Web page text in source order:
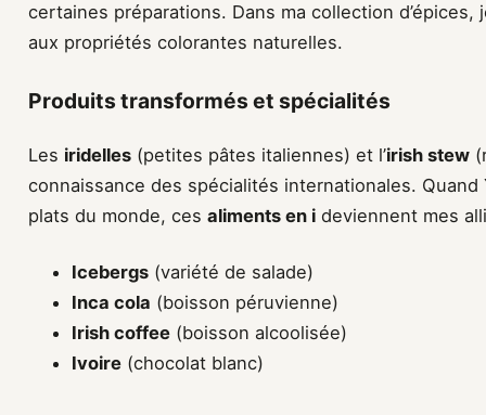
certaines préparations. Dans ma collection d’épices,
aux propriétés colorantes naturelles.
Produits transformés et spécialités
Les iridelles (petites pâtes italiennes) et l’irish stew
connaissance des spécialités internationales.
plats du monde, ces aliments en i deviennent mes
Icebergs (variété de salade)
Inca cola (boisson péruvienne)
Irish coffee (boisson alcoolisée)
Ivoire (chocolat blanc)